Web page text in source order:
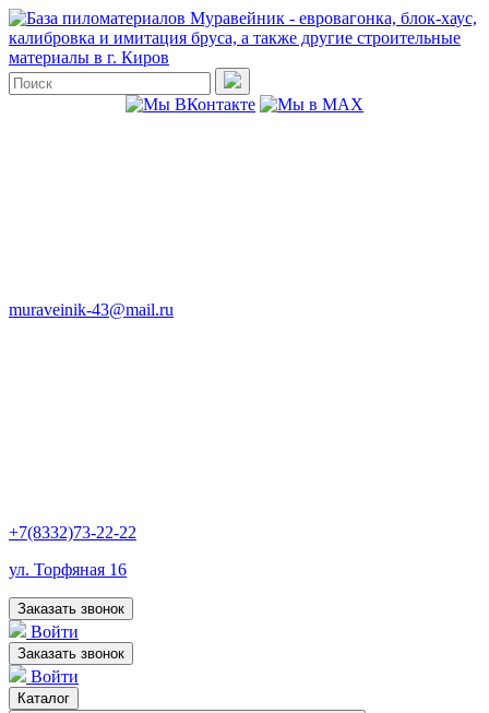
muraveinik-43@mail.ru
+7(8332)73-22-22
ул. Торфяная 16
Заказать звонок
Войти
Заказать звонок
Войти
Каталог